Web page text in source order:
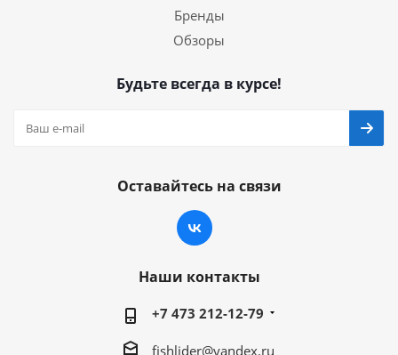
Бренды
Обзоры
Будьте всегда в курсе!
Оставайтесь на связи
Наши контакты
+7 473 212-12-79
fishlider@yandex.ru